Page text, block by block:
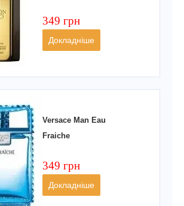
349 грн
Докладніше
Versace Man Eau
Fraiche
349 грн
Докладніше